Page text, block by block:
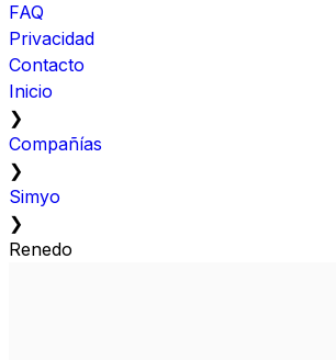
FAQ
Privacidad
Contacto
Inicio
❯
Compañías
❯
Simyo
❯
Renedo